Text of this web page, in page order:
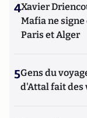
4Xavier
Mafia ne
Paris et Alger
5Gens du
d'Attal fait des